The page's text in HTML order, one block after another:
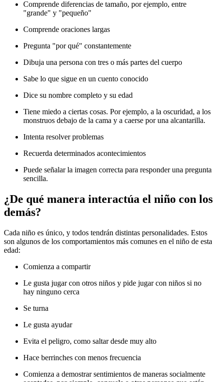
Comprende diferencias de tamaño, por ejemplo, entre
"grande" y "pequeño"
Comprende oraciones largas
Pregunta "por qué" constantemente
Dibuja una persona con tres o más partes del cuerpo
Sabe lo que sigue en un cuento conocido
Dice su nombre completo y su edad
Tiene miedo a ciertas cosas. Por ejemplo, a la oscuridad, a los
monstruos debajo de la cama y a caerse por una alcantarilla.
Intenta resolver problemas
Recuerda determinados acontecimientos
Puede señalar la imagen correcta para responder una pregunta
sencilla.
¿De qué manera interactúa el niño con los
demás?
Cada niño es único, y todos tendrán distintas personalidades. Estos
son algunos de los comportamientos más comunes en el niño de esta
edad:
Comienza a compartir
Le gusta jugar con otros niños y pide jugar con niños si no
hay ninguno cerca
Se turna
Le gusta ayudar
Evita el peligro, como saltar desde muy alto
Hace berrinches con menos frecuencia
Comienza a demostrar sentimientos de maneras socialmente